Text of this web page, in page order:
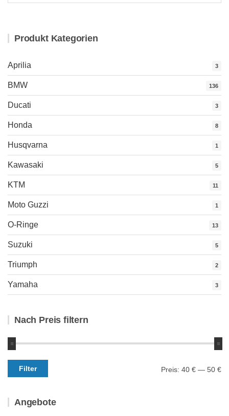
Produkt Kategorien
Aprilia 3
BMW 136
Ducati 3
Honda 8
Husqvarna 1
Kawasaki 5
KTM 11
Moto Guzzi 1
O-Ringe 13
Suzuki 5
Triumph 2
Yamaha 3
Nach Preis filtern
Min.
Preis
Max.
Preis
Filter Preis: 40 € — 50 €
Angebote